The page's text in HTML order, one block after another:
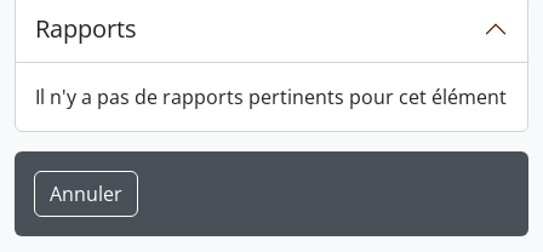
Rapports
Il n'y a pas de rapports pertinents pour cet élément
Annuler